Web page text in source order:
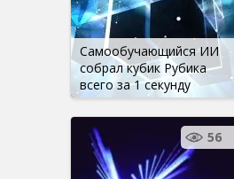
Самообучающийся ИИ
собрал кубик Рубика
всего за 1 секунду
56